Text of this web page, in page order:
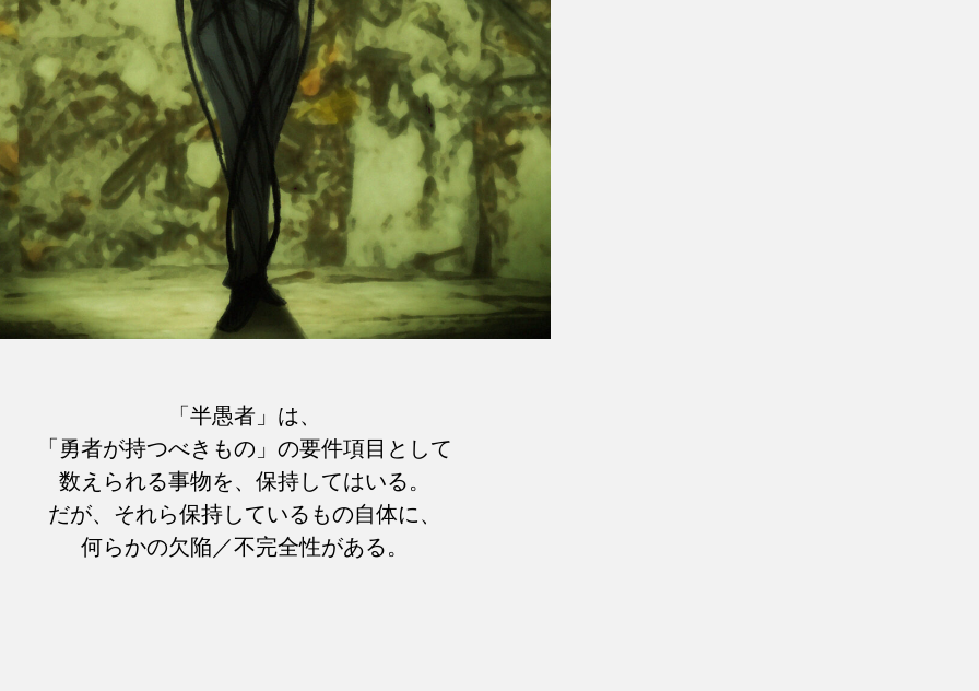
「半愚者」は、
「勇者が持つべきもの」の要件項目として
数えられる事物を、保持してはいる。
だが、それら保持しているもの自体に、
何らかの欠陥／不完全性がある。